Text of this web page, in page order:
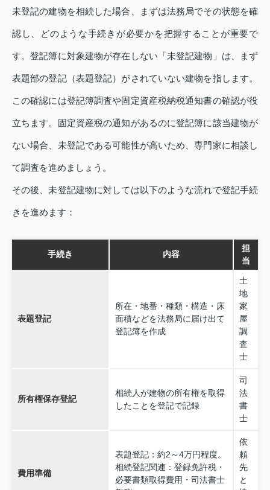
未登記の建物を相続した場合、まずは法務局でその状態を確
認し、どのような手続きが必要かを把握することが重要で
す。登記簿に対象建物が存在しない「未登記建物」は、まず
表題部の登記（表題登記）がされていない建物を指します。
この確認には登記簿調査や固定資産税納税通知書の確認が役
立ちます。固定資産税の通知があるのに登記簿に該当建物が
ない場合、未登記である可能性が高いため、専門家に相談し
て調査を進めましょう。
その後、未登記建物に対しては以下のような流れで登記手続
きを進めます：
手続き 内容
担
当
表題登記
所在・地番・種類・構造・床
面積などを法務局に届け出て
登記簿を作成
土
地
家
屋
調
査
士
所有権保存登記
相続人が建物の所有権を取得
したことを登記で記録
司
法
書
士
費用準備
表題登記：約2～4万円程度。
相続登記関連：登録免許税・
必要書類取得費用・司法書士
依
頼
先
と